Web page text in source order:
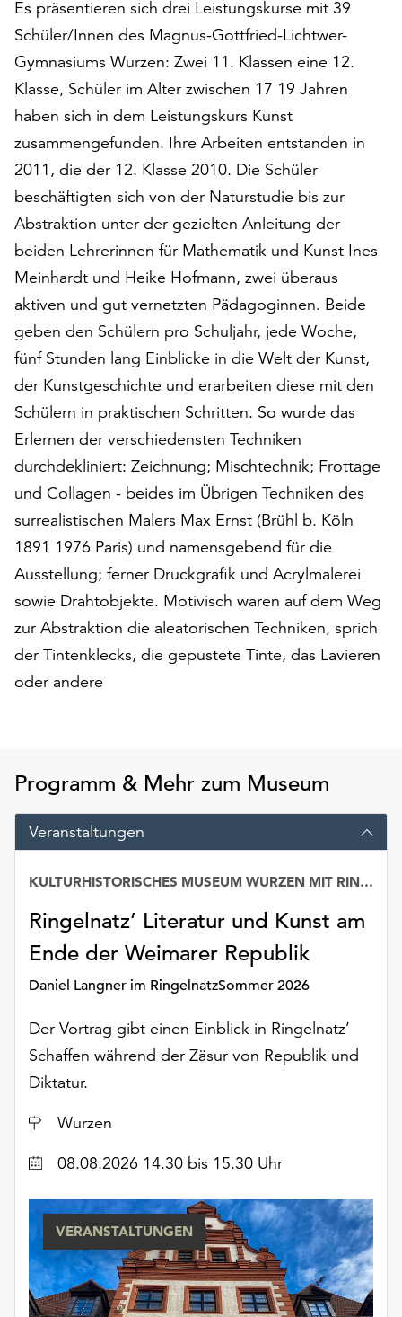
auf
„Alle
akzeptieren“,
um
alle
Cookies
zu
akzeptieren.
können
Ihr
Einverständnis
jederzeit
ändern
und
widerrufen.
Dafür
steht
Ihnen
am
Ende
Seite
die
Schaltfläche
Einstellungen“
zur
Verfügung.
Funktionale
Cookies
werden
auch
ausgeführt.
Möchten
Sie
verwendeten
anpassen,
erreichen
Sie
die
über
die
Schaltfläche
„Auswählen“.
Weitere
finden
unserer
Datenschutzerklärung
oder
dem
Impressum
Es präsentieren sich drei Leistungskurse mit 39
Schüler/Innen des Magnus-Gottfried-Lichtwer-
Gymnasiums Wurzen: Zwei 11. Klassen eine 12.
Klasse, Schüler im Alter zwischen 17 19 Jahren
haben sich in dem Leistungskurs Kunst
zusammengefunden. Ihre Arbeiten entstanden in
2011, die der 12. Klasse 2010. Die Schüler
beschäftigten sich von der Naturstudie bis zur
Abstraktion unter der gezielten Anleitung der
beiden Lehrerinnen für Mathematik und Kunst Ines
Meinhardt und Heike Hofmann, zwei überaus
aktiven und gut vernetzten Pädagoginnen. Beide
geben den Schülern pro Schuljahr, jede Woche,
fünf Stunden lang Einblicke in die Welt der Kunst,
der Kunstgeschichte und erarbeiten diese mit den
Schülern in praktischen Schritten. So wurde das
Erlernen der verschiedensten Techniken
durchdekliniert: Zeichnung; Mischtechnik; Frottage
und Collagen - beides im Übrigen Techniken des
surrealistischen Malers Max Ernst (Brühl b. Köln
1891 1976 Paris) und namensgebend für die
Ausstellung; ferner Druckgrafik und Acrylmalerei
sowie Drahtobjekte. Motivisch waren auf dem Weg
zur Abstraktion die aleatorischen Techniken, sprich
der Tintenklecks, die gepustete Tinte, das Lavieren
oder andere
Programm & Mehr zum Museum
Veranstaltungen
Ringelnatz’ Literatur und Kunst am
Ende der Weimarer Republik
Daniel Langner im RingelnatzSommer 2026
KULTURHISTORISCHES MUSEUM WURZEN MIT RINGELNATZ-SAMMLUNG
Der Vortrag gibt einen Einblick in Ringelnatz’
Schaffen während der Zäsur von Republik und
Diktatur.
Ort
Wurzen
Datum08.08.2026 14.30 bis 15.30 Uhr
VERANSTALTUNGEN